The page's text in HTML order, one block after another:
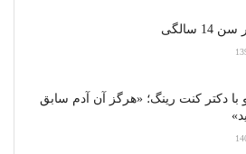
سالگی
دکتر کنت رینگ؛ «هرگز آن آدم سابق